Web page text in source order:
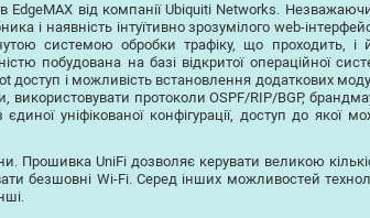
EdgeMAX від компанії Ubiquiti Networks.
і наявність інтуїтивно зрозумілого web-
системою обробки трафіку, що проходить, і
побудована на базі відкритої операційної
і можливість встановлення додаткових
протоколи OSPF/RIP/BGP,
уніфікованої конфігурації, доступ до якої
Прошивка UniFi дозволяє керувати великою
безшовні Wi-Fi. Серед інших можливостей